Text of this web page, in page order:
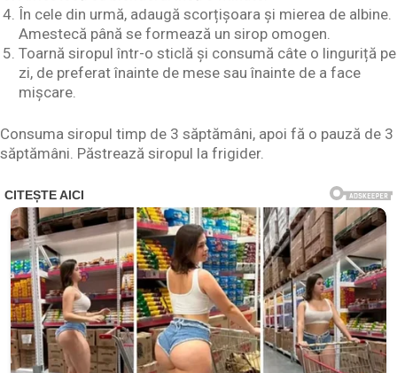
În cele din urmă, adaugă scorțișoara și mierea de albine.
Amestecă până se formează un sirop omogen.
Toarnă siropul într-o sticlă și consumă câte o linguriță pe
zi, de preferat înainte de mese sau înainte de a face
mișcare.
Consuma siropul timp de 3 săptămâni, apoi fă o pauză de 3
săptămâni. Păstrează siropul la frigider.